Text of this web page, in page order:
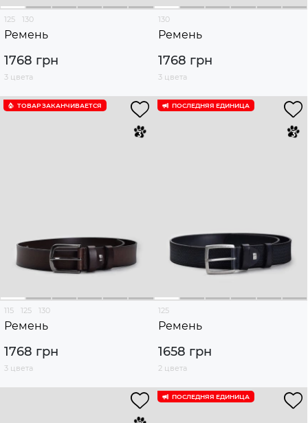
125 130
Ремень
1768 грн
3 цвета
130
Ремень
1768 грн
3 цвета
ТОВАР ЗАКАНЧИВАЕТСЯ
115 125 130
Ремень
1768 грн
3 цвета
ПОСЛЕДНЯЯ ЕДИНИЦА
125
Ремень
1658 грн
2 цвета
ПОСЛЕДНЯЯ ЕДИНИЦА